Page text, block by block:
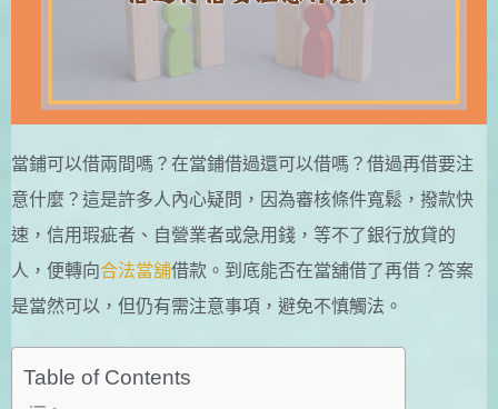
當鋪可以借兩間嗎？在當鋪借過還可以借嗎？借過再借要注
意什麼？這是許多人內心疑問，因為審核條件寬鬆，撥款快
速，信用瑕疵者、自營業者或急用錢，等不了銀行放貸的
人，便轉向合法當舖借款。到底能否在當舖借了再借？答案
是當然可以，但仍有需注意事項，避免不慎觸法。
Table of Contents